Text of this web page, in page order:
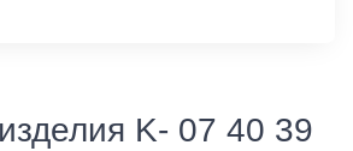
K- 07 40 39